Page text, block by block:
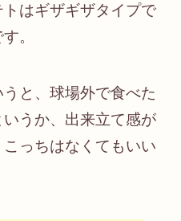
はギザギザタイプで
。
と、球場外で食べた
うか、出来立て感が
っちはなくてもいい